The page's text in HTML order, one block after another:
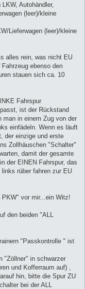
Autohändler,
(leer)/kleine
Lieferwagen (leer)/kleine
alles rein, was nicht EU
ebenso den
stauen sich ca. 10
Fahrspur
ist der Rückstand
man in einem Zug von der
einfädeln. Wenn es läuft
der einzige und erste
Zollhäuschen "Schalter"
damit der gesamte
der EINEN Fahrspur, das
rüber fahren zur EU
PKW" vor mir...ein Witz!
den beiden "ALL
"Passkontrolle " ist
"Zöllner" in schwarzer
und Kofferraum auf) ,
hin, bitte die Spur ZU
bei der ALL